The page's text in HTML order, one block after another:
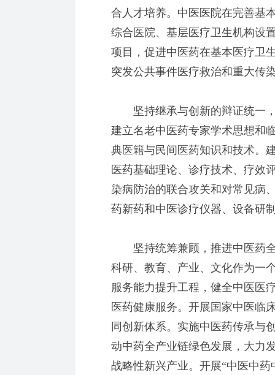
合人才培养。中医医院在完善基
综合医院、基层医疗卫生机构设
项目，促进中医药在基本医疗卫
突发公共事件医疗救治和重大传
坚持继承与创新的辩证统一，
建立名老中医药专家学术思想和
典医籍与民间医药知识和技术。
医药基础理论、诊疗技术、疗效
染病防治的联合攻关和对常见病
药新药和中医诊疗仪器、设备研
坚持统筹兼顾，推进中医药全
科研、教育、产业、文化作为一
服务能力提升工程，健全中医医
医药健康服务。开展国家中医临
同创新体系。实施中医药传承与
动中药全产业链绿色发展，大力
战略性新兴产业。开展“中医中